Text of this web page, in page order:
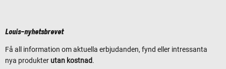
Louis-nyhetsbrevet
Få all information om aktuella erbjudanden, fynd eller intressanta
nya produkter utan kostnad.